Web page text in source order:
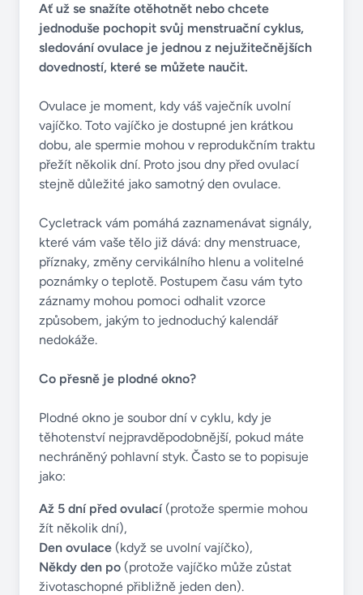
Ať už se snažíte otěhotnět nebo chcete
jednoduše pochopit svůj menstruační cyklus,
sledování ovulace je jednou z nejužitečnějších
dovedností, které se můžete naučit.
Ovulace je moment, kdy váš vaječník uvolní
vajíčko. Toto vajíčko je dostupné jen krátkou
dobu, ale spermie mohou v reprodukčním traktu
přežít několik dní. Proto jsou dny před ovulací
stejně důležité jako samotný den ovulace.
Cycletrack vám pomáhá zaznamenávat signály,
které vám vaše tělo již dává: dny menstruace,
příznaky, změny cervikálního hlenu a volitelné
poznámky o teplotě. Postupem času vám tyto
záznamy mohou pomoci odhalit vzorce
způsobem, jakým to jednoduchý kalendář
nedokáže.
Co přesně je plodné okno?
Plodné okno je soubor dní v cyklu, kdy je
těhotenství nejpravděpodobnější, pokud máte
nechráněný pohlavní styk. Často se to popisuje
jako:
Až 5 dní před ovulací (protože spermie mohou
žít několik dní),
Den ovulace (když se uvolní vajíčko),
Někdy den po (protože vajíčko může zůstat
životaschopné přibližně jeden den).